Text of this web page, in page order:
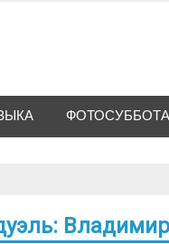
ФОТОСУББОТА